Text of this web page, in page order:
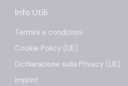
Info Utili
Termini e condizioni
Cookie Policy (UE)
Dichiarazione sulla Privacy (UE)
Imprint